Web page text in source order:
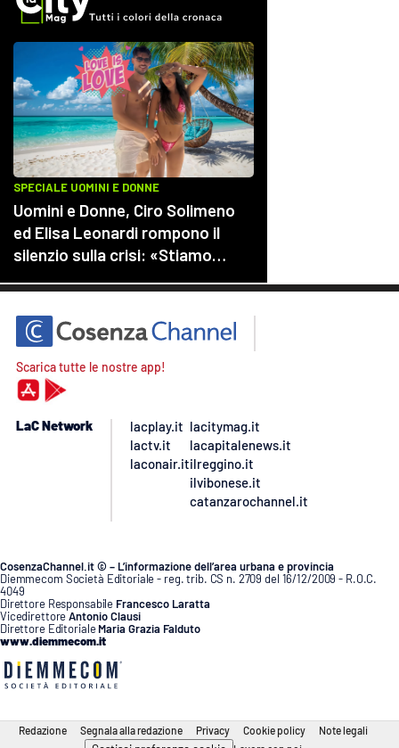
Scarica tutte le nostre app!
LaC Network
lacplay.it
lactv.it
laconair.it
lacitymag.it
lacapitalenews.it
ilreggino.it
ilvibonese.it
catanzarochannel.it
CosenzaChannel.it © – L’informazione dell’area urbana e provincia
Diemmecom Società Editoriale - reg. trib. CS n. 2709 del 16/12/2009 - R.O.C.
4049
Direttore Responsabile Francesco Laratta
VicedirettoreAntonio Clausi
Direttore Editoriale Maria Grazia Falduto
www.diemmecom.it
Redazione Segnala alla redazione Privacy Cookie policy Note legali